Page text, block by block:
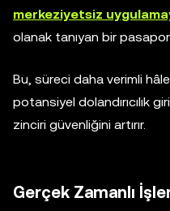
merkeziyetsiz
olanak tanıyan bir
Bu, süreci daha verimli
potansiyel dolandırıcılık
zinciri güvenliğini artırır.
Gerçek Zamanlı